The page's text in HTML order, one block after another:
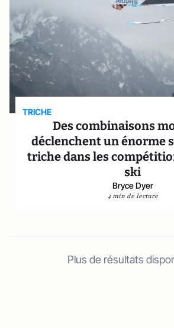
TRICHE
Des combinaisons
déclenchent un énorme
triche dans les
ski
Bryce Dyer
4 min de lecture
Plus de résultats